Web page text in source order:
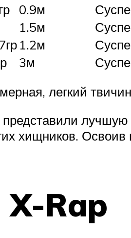
0.9м
1.5м
1.2м
3м
легкий
хищников.
X-Rap